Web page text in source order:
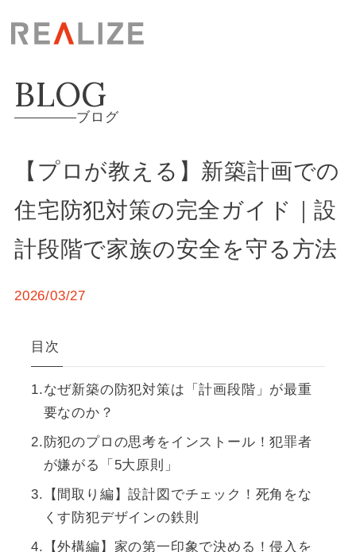
BLOG
ブログ
【プロが教える】新築計画での
住宅防犯対策の完全ガイド｜設
計段階で家族の安全を守る方法
2026/03/27
目次
なぜ新築の防犯対策は「計画段階」が最重
要なのか？
防犯のプロの思考をインストール！犯罪者
が嫌がる「5大原則」
【間取り編】設計図でチェック！死角をな
くす防犯デザインの鉄則
【外構編】家の第一印象で決める！侵入を